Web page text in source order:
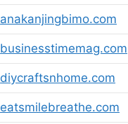
anakanjingbimo.com
businesstimemag.com
diycraftsnhome.com
eatsmilebreathe.com